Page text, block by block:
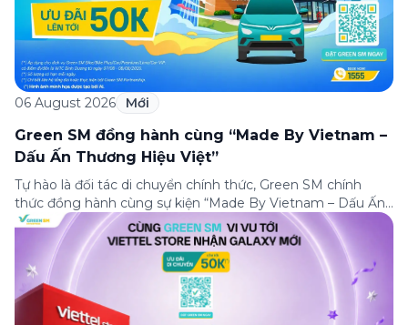
06 August 2026 Mới
Green SM đồng hành cùng “Made By Vietnam –
Dấu Ấn Thương Hiệu Việt”
Tự hào là đối tác di chuyển chính thức, Green SM chính
thức đồng hành cùng sự kiện “Made By Vietnam – Dấu Ấn
Thương Hiệu Việt” – một trong những sự kiện ý nghĩa
nhằm tôn vinh và lan tỏa giá trị của các thương hiệu Việt
Nam đến với cộng đồng trong nước […]